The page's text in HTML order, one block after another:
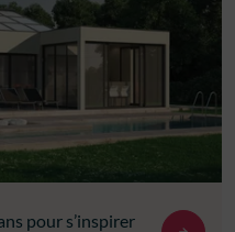
pour s’inspirer